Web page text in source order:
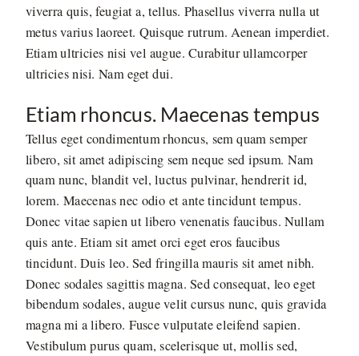
viverra quis, feugiat a, tellus. Phasellus viverra nulla ut
metus varius laoreet. Quisque rutrum. Aenean imperdiet.
Etiam ultricies nisi vel augue. Curabitur ullamcorper
ultricies nisi. Nam eget dui.
Etiam rhoncus. Maecenas tempus
Tellus eget condimentum rhoncus, sem quam semper
libero, sit amet adipiscing sem neque sed ipsum. Nam
quam nunc, blandit vel, luctus pulvinar, hendrerit id,
lorem. Maecenas nec odio et ante tincidunt tempus.
Donec vitae sapien ut libero venenatis faucibus. Nullam
quis ante. Etiam sit amet orci eget eros faucibus
tincidunt. Duis leo. Sed fringilla mauris sit amet nibh.
Donec sodales sagittis magna. Sed consequat, leo eget
bibendum sodales, augue velit cursus nunc, quis gravida
magna mi a libero. Fusce vulputate eleifend sapien.
Vestibulum purus quam, scelerisque ut, mollis sed,